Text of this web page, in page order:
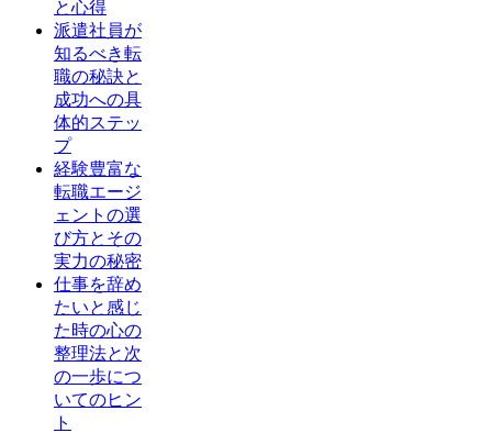
と心得
派遣社員が
知るべき転
職の秘訣と
成功への具
体的ステッ
プ
経験豊富な
転職エージ
ェントの選
び方とその
実力の秘密
仕事を辞め
たいと感じ
た時の心の
整理法と次
の一歩につ
いてのヒン
ト